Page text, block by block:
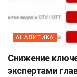
АНАЛИТИКА
Снижение
экспертами